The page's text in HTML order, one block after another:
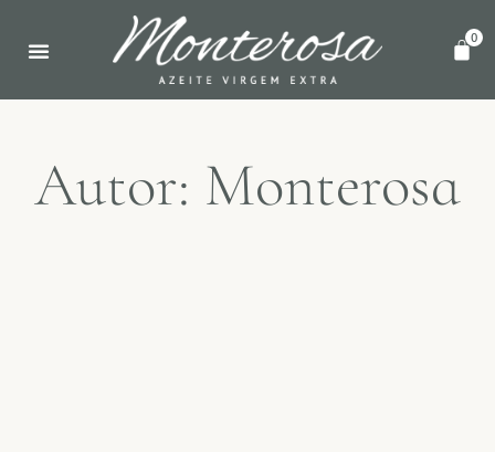
0
Autor: Monterosa